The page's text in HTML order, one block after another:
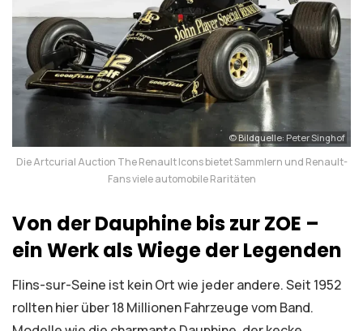
© Bildquelle: Peter Singhof
Die Artcurial Auction The Renault Icons bietet Sammlern und Renault-
Fans viele automobile Raritäten
Von der Dauphine bis zur ZOE –
ein Werk als Wiege der Legenden
Flins-sur-Seine ist kein Ort wie jeder andere. Seit 1952
rollten hier über 18 Millionen Fahrzeuge vom Band.